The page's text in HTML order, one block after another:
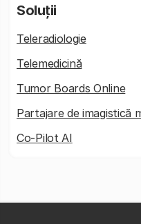
Soluții
Teleradiologie
Telemedicină
Tumor Boards Online
Partajare de imagistică
Co-Pilot AI